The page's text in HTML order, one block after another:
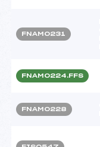
FNAM0231
FNAM0224.FFS
FNAM0228